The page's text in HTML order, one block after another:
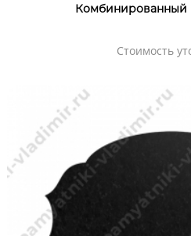
Комбинированный
Стоимость